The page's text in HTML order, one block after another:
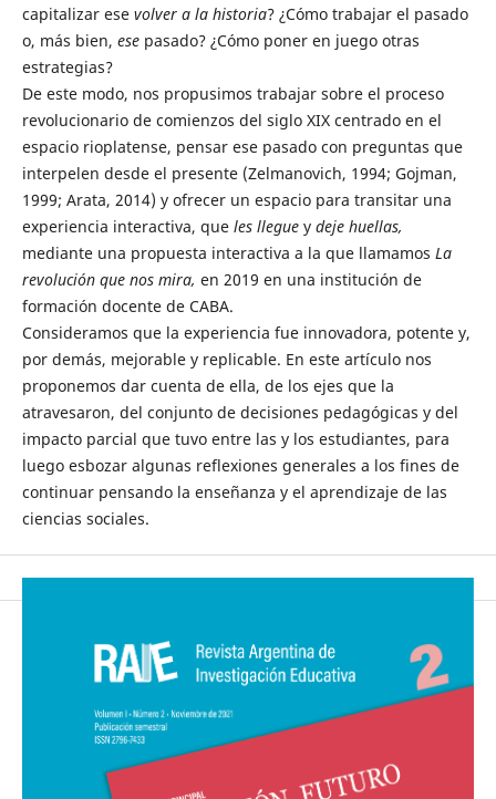
capitalizar ese volver a la historia? ¿Cómo trabajar el pasado
o, más bien, esepasado? ¿Cómo poner en juego otras
estrategias?
De este modo, nos propusimos trabajar sobre el proceso
revolucionario de comienzos del siglo XIX centrado en el
espacio rioplatense, pensar ese pasado con preguntas que
interpelen desde el presente (Zelmanovich, 1994; Gojman,
1999; Arata, 2014) y ofrecer un espacio para transitar una
experiencia interactiva, que les lleguey deje huellas,
mediante una propuesta interactiva a la que llamamos La
revolución que nos mira, en 2019 en una institución de
formación docente de CABA.
Consideramos que la experiencia fue innovadora, potente y,
por demás, mejorable y replicable. En este artículo nos
proponemos dar cuenta de ella, de los ejes que la
atravesaron, del conjunto de decisiones pedagógicas y del
impacto parcial que tuvo entre las y los estudiantes, para
luego esbozar algunas reflexiones generales a los fines de
continuar pensando la enseñanza y el aprendizaje de las
ciencias sociales.